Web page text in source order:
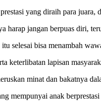
yang diraih para
harap jangan berpuas diri,
selesai bisa menambah
keterlibatan lapisan
minat dan bakatnya
mempunyai anak